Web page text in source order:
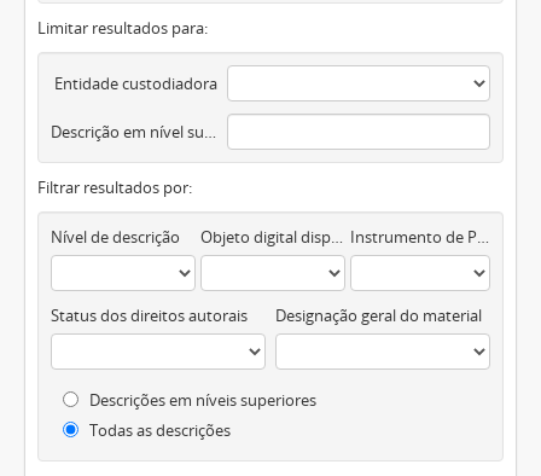
Limitar resultados para:
Entidade custodiadora
Descrição em nível superior
Filtrar resultados por:
Nível de descrição Objeto digital disponível Instrumento de Pesquisa
Status dos direitos autorais Designação geral do material
Descrições em níveis superiores
Todas as descrições